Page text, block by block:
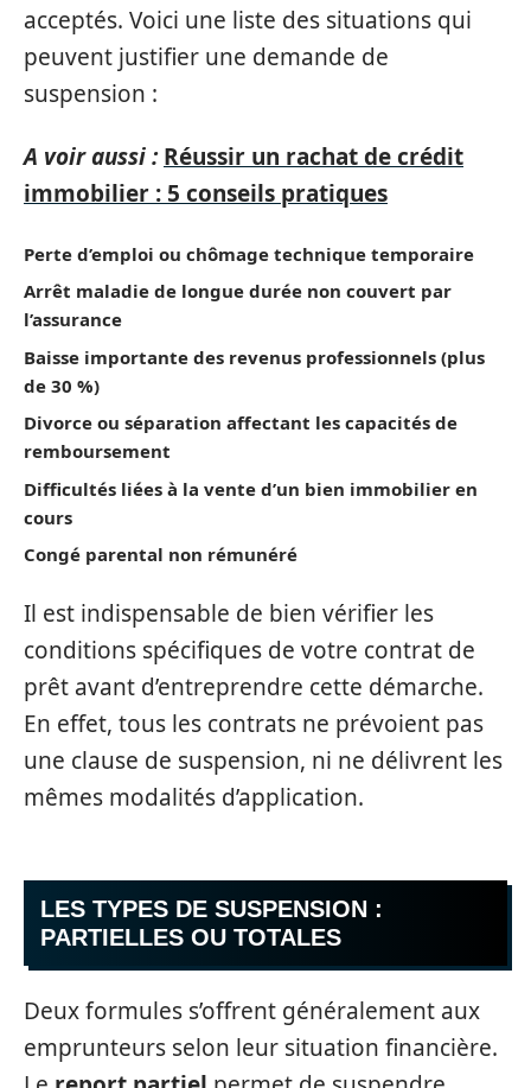
acceptés. Voici une liste des situations qui
peuvent justifier une demande de
suspension :
A voir aussi : Réussir un rachat de crédit
immobilier : 5 conseils pratiques
Perte d’emploi ou chômage technique temporaire
Arrêt maladie de longue durée non couvert par
l’assurance
Baisse importante des revenus professionnels (plus
de 30 %)
Divorce ou séparation affectant les capacités de
remboursement
Difficultés liées à la vente d’un bien immobilier en
cours
Congé parental non rémunéré
Il est indispensable de bien vérifier les
conditions spécifiques de votre contrat de
prêt avant d’entreprendre cette démarche.
En effet, tous les contrats ne prévoient pas
une clause de suspension, ni ne délivrent les
mêmes modalités d’application.
LES TYPES DE SUSPENSION :
PARTIELLES OU TOTALES
Deux formules s’offrent généralement aux
emprunteurs selon leur situation financière.